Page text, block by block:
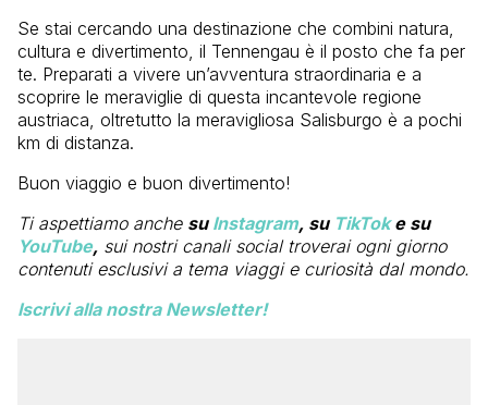
Se stai cercando una destinazione che combini natura,
cultura e divertimento, il Tennengau è il posto che fa per
te. Preparati a vivere un’avventura straordinaria e a
scoprire le meraviglie di questa incantevole regione
austriaca, oltretutto la meravigliosa Salisburgo è a pochi
km di distanza.
Buon viaggio e buon divertimento!
Ti aspettiamo anche su Instagram, su TikToke su
YouTube, sui nostri canali social troverai ogni giorno
contenuti esclusivi a tema viaggi e curiosità dal mondo.
Iscrivi alla nostra Newsletter!